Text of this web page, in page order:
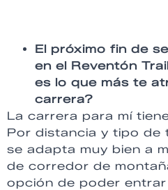
El próximo fin de
en el Reventón
es lo que más te
carrera?
La carrera para mí
Por distancia y tipo de
se adapta muy bien a
de corredor de
opción de poder